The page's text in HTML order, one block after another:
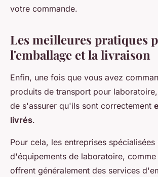
votre commande.
Les meilleures pratiques
l'emballage et la livraison
Enfin, une fois que vous avez
produits de transport pour
de s'assurer qu'ils sont correctement
livrés.
Pour cela, les entreprises
d'équipements de laboratoire, comme
offrent généralement des services